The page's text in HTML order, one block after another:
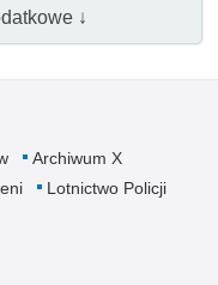
↓
Archiwum X
Lotnictwo Policji